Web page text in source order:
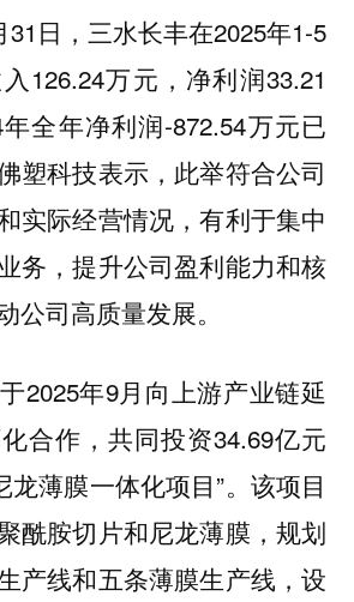
31日，三水长丰在2025年1-5
126.24万元，净利润33.21
全年净利润-872.54万元已
塑科技表示，此举符合公司
实际经营情况，有利于集中
务，提升公司盈利能力和核
公司高质量发展。
2025年9月向上游产业链延
合作，共同投资34.69亿元
龙薄膜一体化项目”。该项目
酰胺切片和尼龙薄膜，规划
产线和五条薄膜生产线，设